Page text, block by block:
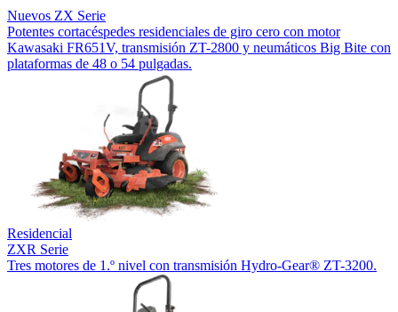
Nuevos ZX Serie
Potentes cortacéspedes residenciales de giro cero con motor
Kawasaki FR651V, transmisión ZT-2800 y neumáticos Big Bite con
plataformas de 48 o 54 pulgadas.
Residencial
ZXR Serie
Tres motores de 1.º nivel con transmisión Hydro-Gear® ZT-3200.